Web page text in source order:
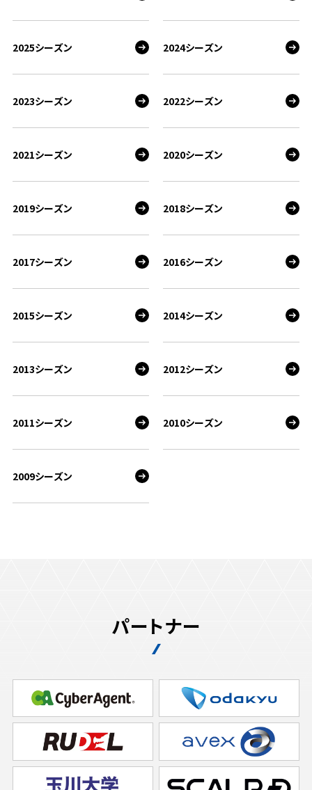
2025シーズン 2024シーズン
2023シーズン 2022シーズン
2021シーズン 2020シーズン
2019シーズン 2018シーズン
2017シーズン 2016シーズン
2015シーズン 2014シーズン
2013シーズン 2012シーズン
2011シーズン 2010シーズン
2009シーズン
パートナー